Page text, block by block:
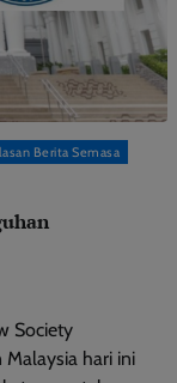
Berita Semasa
Society
hari ini